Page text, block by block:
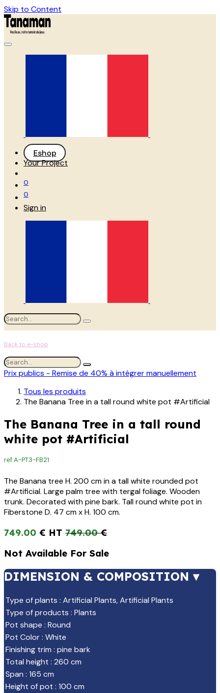
Skip to Content
Eshop
Your Project
0
0
Sign in
Back to e-shop
Prix publics - Remise de 40% à intégrer manuellement
Tous les produits
The Banana Tree in a tall round white pot #Artificial
The Banana Tree in a tall round
white pot #Artificial
ref.A-PT3-FB21
The Banana tree H. 200 cm in a tall white rounded pot
#Artificial. Large palm tree with tergal foliage. Wooden
trunk. Decorated with pine bark. Tall round white pot in
Fiberstone D. 47 cm x H. 100 cm.
749.00 € 749.00€
Not Available For Sale
DIMENSION & COMPOSITION ▾
Type of plants : Artificial Plants,Artificial Plants
Type of products : Plants
Pot shape : Round
Pot Color: White
Finishing trim : pine bark
Total height : 260 cm
Span : 165 cm
Height of pot : 100 cm